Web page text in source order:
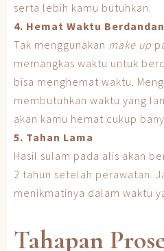
serta lebih kamu butuhkan.
4. Hemat Waktu Berdandan
Tak menggunakan make up
memangkas waktu untuk
bisa menghemat waktu.
membutuhkan waktu yang
akan kamu hemat cukup
5. Tahan Lama
Hasil sulam pada alis akan
2 tahun setelah perawatan.
menikmatinya dalam waktu
Tahapan